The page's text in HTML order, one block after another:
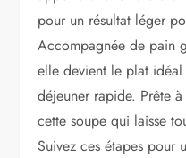
pour un résultat léger
Accompagnée de pain
elle devient le plat
déjeuner rapide. Prête
cette soupe qui laisse
Suivez ces étapes pour